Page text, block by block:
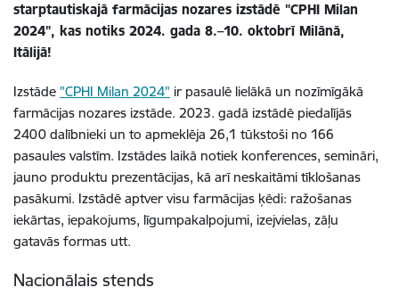
starptautiskajā farmācijas nozares izstādē "CPHI Milan
2024", kas notiks 2024. gada 8.–10. oktobrī Milānā,
Itālijā!
Izstāde "CPHI Milan 2024" ir pasaulē lielākā un nozīmīgākā
farmācijas nozares izstāde. 2023. gadā izstādē piedalījās
2400 dalībnieki un to apmeklēja 26,1 tūkstoši no 166
pasaules valstīm. Izstādes laikā notiek konferences, semināri,
jauno produktu prezentācijas, kā arī neskaitāmi tīklošanas
pasākumi. Izstādē aptver visu farmācijas ķēdi: ražošanas
iekārtas, iepakojums, līgumpakalpojumi, izejvielas, zāļu
gatavās formas utt.
Nacionālais stends